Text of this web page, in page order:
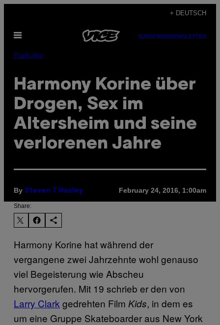
content
+ DEUTSCH
Open
SUBSCRIBENEWSLETTER
Popkultur
Harmony Korine über
Drogen, Sex im
Altersheim und seine
verlorenen Jahre
By Steven T Hanley February 24, 2016, 1:00am
Share:
Harmony Korine hat während der
vergangene zwei Jahrzehnte wohl genauso
viel Begeisterung wie Abscheu
hervorgerufen. Mit 19 schrieb er den von
Larry Clark gedrehten Film Kids, in dem es
um eine Gruppe Skateboarder aus New York